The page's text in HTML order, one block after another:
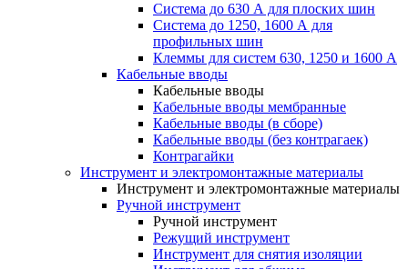
Система до 630 А для плоских шин
Система до 1250, 1600 А для
профильных шин
Клеммы для систем 630, 1250 и 1600 А
Кабельные вводы
Кабельные вводы
Кабельные вводы мембранные
Кабельные вводы (в сборе)
Кабельные вводы (без контрагаек)
Контрагайки
Инструмент и электромонтажные материалы
Инструмент и электромонтажные материалы
Ручной инструмент
Ручной инструмент
Режущий инструмент
Инструмент для снятия изоляции